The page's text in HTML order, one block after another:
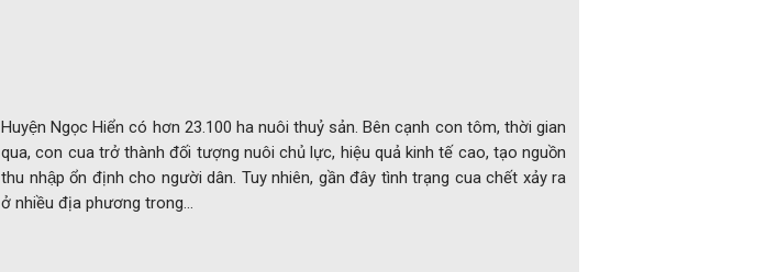
Huyện Ngọc Hiển có hơn 23.100 ha nuôi thuỷ sản. Bên cạnh con tôm, thời gian
qua, con cua trở thành đối tượng nuôi chủ lực, hiệu quả kinh tế cao, tạo nguồn
thu nhập ổn định cho người dân. Tuy nhiên, gần đây tình trạng cua chết xảy ra
ở nhiều địa phương trong…